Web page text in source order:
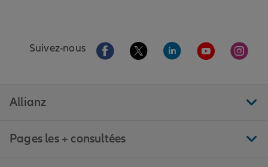
Suivez-nous Aller sur la page Facebook de Allianz
Aller sur la page Twitter de
Aller sur la page
Aller sur la
Aller
Allianz
Pages les + consultées